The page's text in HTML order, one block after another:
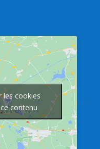
les cookies
contenu